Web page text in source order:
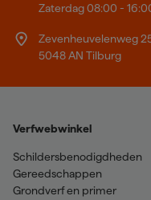
Zaterdag 08:00 -
Zevenheuvelenweg
5048 AN Tilburg
Verfwebwinkel
Schildersbenodigdheden
Gereedschappen
Grondverf en primer